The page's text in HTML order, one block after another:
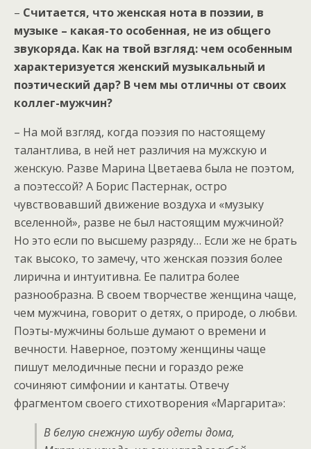
– Считается, что женская нота в поэзии, в
музыке – какая-то особенная, не из общего
звукоряда. Как на твой взгляд: чем особенным
характеризуется женский музыкальный и
поэтический дар? В чем мы отличны от своих
коллег-мужчин?
– На мой взгляд, когда поэзия по настоящему
талантлива, в ней нет различия на мужскую и
женскую. Разве Марина Цветаева была не поэтом,
а поэтессой? А Борис Пастернак, остро
чувствовавший движение воздуха и «музыку
вселенной», разве не был настоящим мужчиной?
Но это если по высшему разряду… Если же не брать
так высоко, то замечу, что женская поэзия более
лирична и интуитивна. Ее палитра более
разнообразна. В своем творчестве женщина чаще,
чем мужчина, говорит о детях, о природе, о любви.
Поэты-мужчины больше думают о времени и
вечности. Наверное, поэтому женщины чаще
пишут мелодичные песни и гораздо реже
сочиняют симфонии и кантаты. Отвечу
фрагментом своего стихотворения «Маргарита»:
В белую снежную шубу одеты дома,